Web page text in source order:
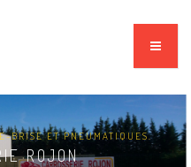
BRISE ET PNEUMATIQUES.
ROJON